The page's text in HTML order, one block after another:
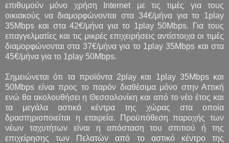
επιθυμούν μόνο χρήση Internet με τις τιμές για τους
οικιακούς να διαμορφώνονται στα 34€/μήνα για το 1play
35Mbps και στα 42€/μήνα για το 1play 50Mbps. Για τους
επαγγελματίες και τις μικρές επιχειρήσεις αντίστοιχα οι τιμές
διαμορφώνονται στα 37€/μήνα για το 1play 35Mbps και στα
45€/μήνα για το 1play 50Mbps.
Σημειώνεται ότι τα προϊόντα 2play και 1play 35Mbps και
50Mbps είναι προς το παρόν διαθέσιμα μόνο στην Αττική
ενώ θα ακολουθήσει η Θεσσαλονίκη και από το νέο έτος και
τα μεγάλα αστικά κέντρα της χώρας στα οποία
δραστηριοποιείται η εταιρεία. Προϋπόθεση παροχής των
νέων ταχυτήτων είναι η απόσταση του σπιτιού ή της
επιχείρησης των Πελατών από το αστικό κέντρο της